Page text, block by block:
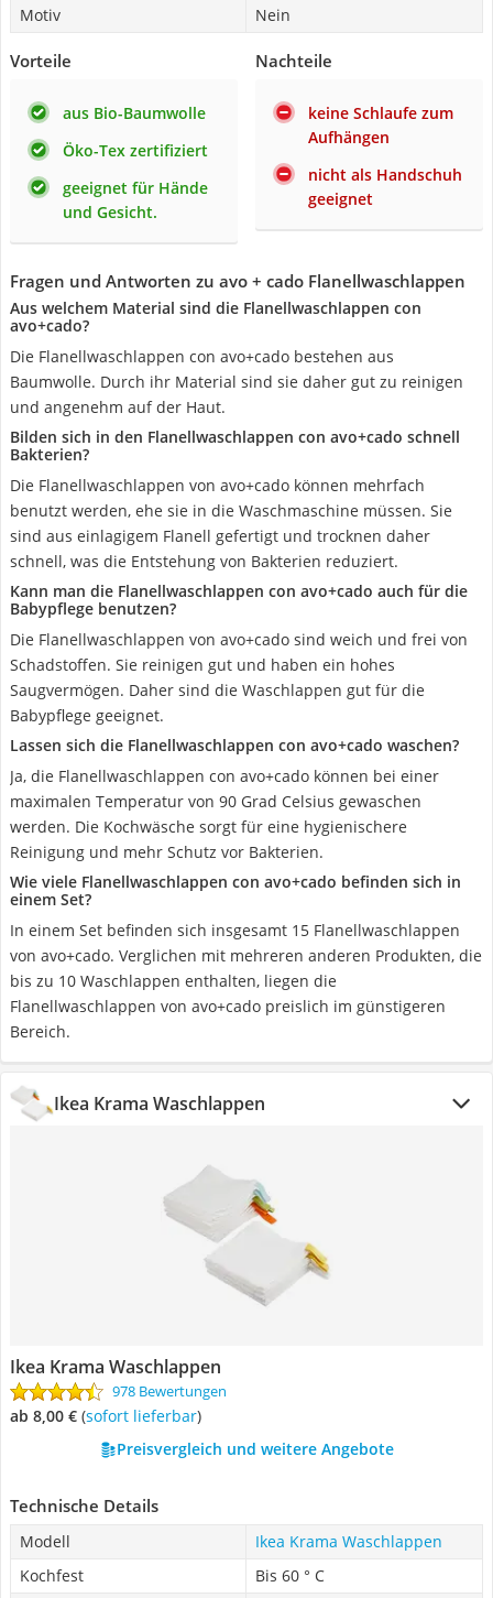
Motiv Nein
Vorteile
aus Bio-Baumwolle
Öko-Tex zertifiziert
geeignet für Hände
und Gesicht.
Nachteile
keine Schlaufe zum
Aufhängen
nicht als Handschuh
geeignet
Fragen und Antworten zu avo + cado Flanellwaschlappen
Aus welchem Material sind die Flanellwaschlappen con
avo+cado?
Die Flanellwaschlappen con avo+cado bestehen aus
Baumwolle. Durch ihr Material sind sie daher gut zu reinigen
und angenehm auf der Haut.
Bilden sich in den Flanellwaschlappen con avo+cado schnell
Bakterien?
Die Flanellwaschlappen von avo+cado können mehrfach
benutzt werden, ehe sie in die Waschmaschine müssen. Sie
sind aus einlagigem Flanell gefertigt und trocknen daher
schnell, was die Entstehung von Bakterien reduziert.
Kann man die Flanellwaschlappen con avo+cado auch für die
Babypflege benutzen?
Die Flanellwaschlappen von avo+cado sind weich und frei von
Schadstoffen. Sie reinigen gut und haben ein hohes
Saugvermögen. Daher sind die Waschlappen gut für die
Babypflege geeignet.
Lassen sich die Flanellwaschlappen con avo+cado waschen?
Ja, die Flanellwaschlappen con avo+cado können bei einer
maximalen Temperatur von 90 Grad Celsius gewaschen
werden. Die Kochwäsche sorgt für eine hygienischere
Reinigung und mehr Schutz vor Bakterien.
Wie viele Flanellwaschlappen con avo+cado befinden sich in
einem Set?
In einem Set befinden sich insgesamt 15 Flanellwaschlappen
von avo+cado. Verglichen mit mehreren anderen Produkten, die
bis zu 10 Waschlappen enthalten, liegen die
Flanellwaschlappen von avo+cado preislich im günstigeren
Bereich.
Ikea Krama Waschlappen
Ikea Krama Waschlappen
978 Bewertungen
ab 8,00 € ( Sofort lieferbar)
Preisvergleich und weitere Angebote
Technische Details
Modell
Ikea Krama Waschlappen
Kochfest
Bis 60 ° C